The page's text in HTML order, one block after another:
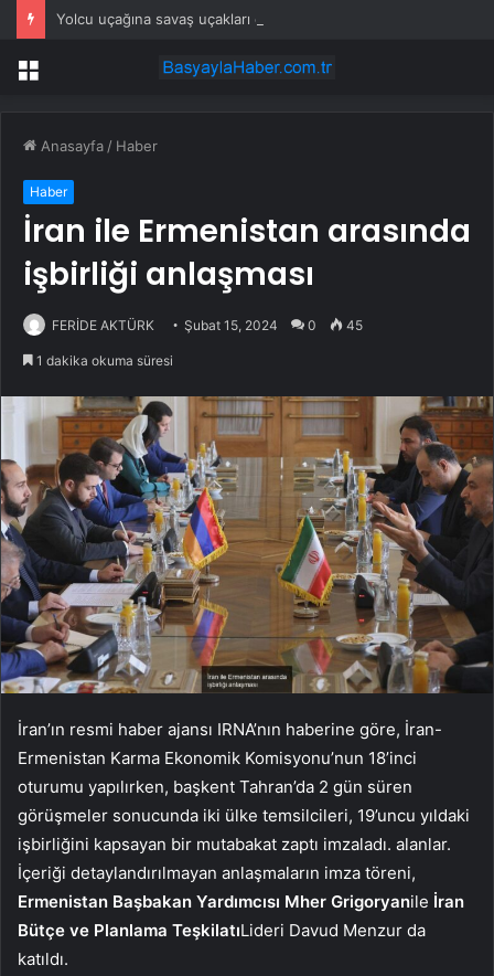
Menü
Anasayfa / Haber
Haber
İran ile Ermenistan arasında
işbirliği anlaşması
FERİDE AKTÜRK Şubat 15, 2024 0 45
1 dakika okuma süresi
İran’ın resmi haber ajansı IRNA’nın haberine göre, İran-
Ermenistan Karma Ekonomik Komisyonu’nun 18’inci
oturumu yapılırken, başkent Tahran’da 2 gün süren
görüşmeler sonucunda iki ülke temsilcileri, 19’uncu yıldaki
işbirliğini kapsayan bir mutabakat zaptı imzaladı. alanlar.
İçeriği detaylandırılmayan anlaşmaların imza töreni,
Ermenistan Başbakan Yardımcısı Mher Grigoryanile İran
Bütçe ve Planlama TeşkilatıLideri Davud Menzur da
katıldı.